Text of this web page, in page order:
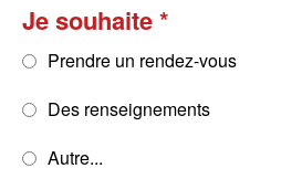
Je souhaite
Prendre un rendez-vous
Des renseignements
Autre...